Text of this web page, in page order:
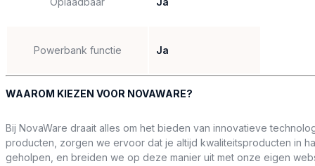
Powerbank functie Ja
WAAROM KIEZEN VOOR NOVAWARE?
Bij NovaWare draait alles om het bieden van innovatieve
producten, zorgen we ervoor dat je altijd kwaliteitsproducten in
geholpen, en breiden we op deze manier uit met onze eigen